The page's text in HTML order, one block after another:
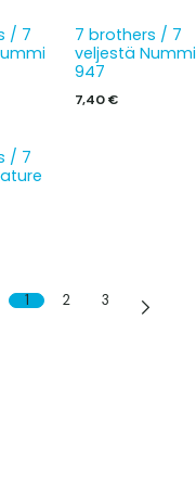
/ 7
7 brothers / 7
veljestä Nummi
947
7,40€
/ 7
1 2 3